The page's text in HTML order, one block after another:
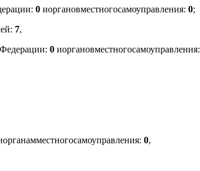
: 0 иоргановместногосамоуправления: 0;
: 7,
Федерации: 0 иоргановместногосамоуправления:
органамместногосамоуправления: 0,